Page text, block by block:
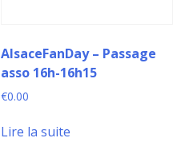
AlsaceFanDay – Passage
asso 16h-16h15
€0.00
Lire la suite